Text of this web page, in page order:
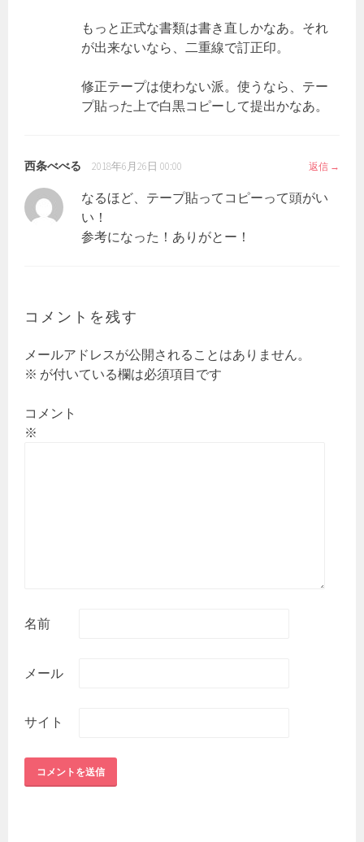
もっと正式な書類は書き直しかなあ。それ
が出来ないなら、二重線で訂正印。
修正テープは使わない派。使うなら、テー
プ貼った上で白黒コピーして提出かなあ。
西条べべる 2018年6月26日 00:00 返信
なるほど、テープ貼ってコピーって頭がい
い！
参考になった！ありがとー！
コメントを残す
メールアドレスが公開されることはありません。
※ が付いている欄は必須項目です
コメント
※
名前
メール
サイト